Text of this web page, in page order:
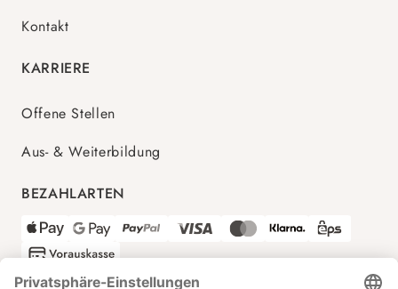
Kontakt
KARRIERE
Offene Stellen
Aus- & Weiterbildung
BEZAHLARTEN
VERSANDPARTNER